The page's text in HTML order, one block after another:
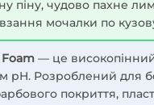
піну, чудово пахне
мочалки по
— це
pH. Розроблений для
покриття,